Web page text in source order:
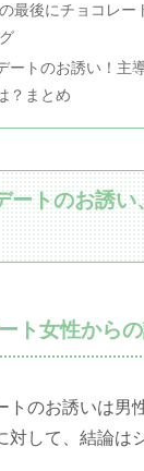
最後にチョコレー
ートのお誘い！主
？まとめ
ートのお誘い
ト女性から
トのお誘いは男
して、結論は